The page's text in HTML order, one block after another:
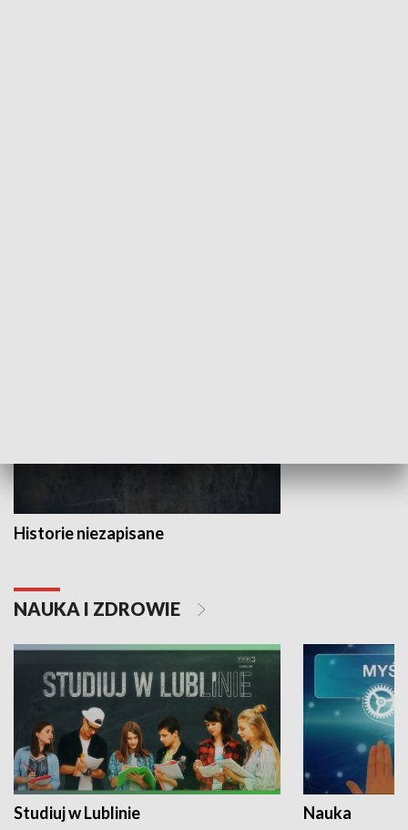
Historie niezapisane
NAUKA I ZDROWIE
Studiuj w Lublinie Nauka